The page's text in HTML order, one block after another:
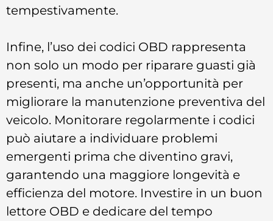
tempestivamente.
Infine, l’uso dei codici OBD rappresenta
non solo un modo per riparare guasti già
presenti, ma anche un’opportunità per
migliorare la manutenzione preventiva del
veicolo. Monitorare regolarmente i codici
può aiutare a individuare problemi
emergenti prima che diventino gravi,
garantendo una maggiore longevità e
efficienza del motore. Investire in un buon
lettore OBD e dedicare del tempo